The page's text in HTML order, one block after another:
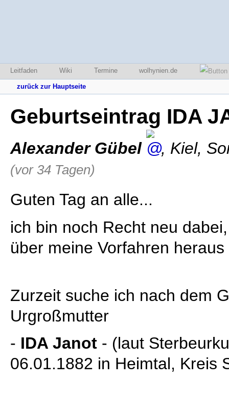
Leitfaden Wiki Termine wolhynien.de
zurück zur Hauptseite
Geburtseintrag IDA
Alexander Gübel , Kiel,
(vor 34 Tagen)
Guten Tag an alle...
ich bin noch Recht neu
über meine Vorfahren
Zurzeit suche ich nach dem
Urgroßmutter
- IDA Janot - (laut
06.01.1882 in Heimtal, Kreis